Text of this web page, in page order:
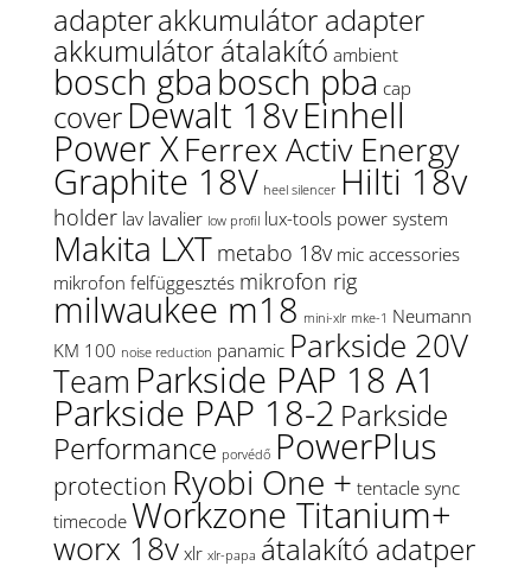
adapterakkumulátor adapter
akkumulátor átalakító ambient
bosch gba bosch pba cap
cover Dewalt 18vEinhell
Power XFerrex Activ Energy
Graphite 18V heel silencer Hilti 18v
holder lav lavalier low profil lux-tools power system
Makita LXT metabo 18v mic accessories
mikrofon felfüggesztés mikrofon rig
milwaukee m18 mini-xlr mke-1 Neumann
KM 100 noise reduction panamic Parkside 20V
Team Parkside PAP 18 A1
Parkside PAP 18-2 Parkside
Performance porvédő PowerPlus
protection Ryobi One + tentacle sync
timecode Workzone Titanium+
worx 18v xlr xlr-papa átalakító adatper